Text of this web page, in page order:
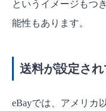
というイメージもつ
能性もあります。
送料が設定さ
eBayでは、アメリカ